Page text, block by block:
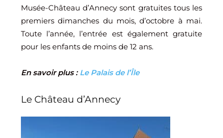
Musée-Château d’Annecy sont gratuites tous les
premiers dimanches du mois, d’octobre à mai.
Toute l’année, l’entrée est également gratuite
pour les enfants de moins de 12 ans.
En savoir plus : Le Palais de l’Île
Le Château d’Annecy